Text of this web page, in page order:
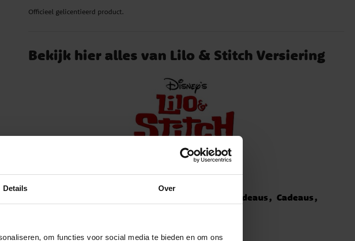
Details Over
om functies voor social media te bieden en om ons
Officieel gelicentieerd product.
Bekijk hier alles van Lilo & Stitch Versiering
Categorieën
Speelgoed & Cadeaus
Cadeaus